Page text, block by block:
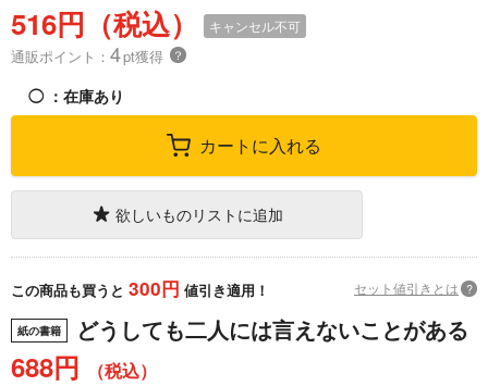
516円（税込） キャンセル不可
通販ポイント： 4pt獲得 ？
◯ ：在庫あり
カートに入れる
欲しいものリストに追加
この商品も買うと 300円 値引き適用！ セット値引きとは ?
紙の書籍 どうしても二人には言えないことがある
688円 （税込）